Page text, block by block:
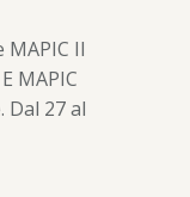
Il
MAPIC
Dal 27 al